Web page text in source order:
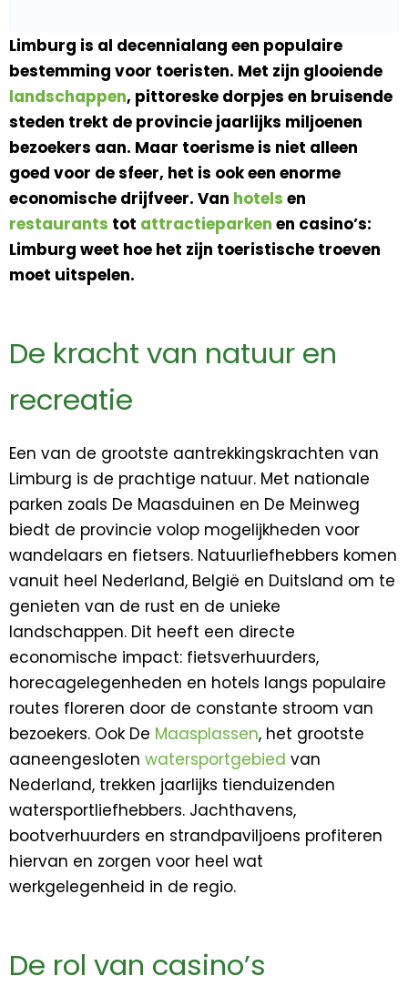
Limburg is al decennialang een populaire
bestemming voor toeristen. Met zijn glooiende
landschappen, pittoreske dorpjes en bruisende
steden trekt de provincie jaarlijks miljoenen
bezoekers aan. Maar toerisme is niet alleen
goed voor de sfeer, het is ook een enorme
economische drijfveer. Van hotels en
restaurants tot attractieparken en casino’s:
Limburg weet hoe het zijn toeristische troeven
moet uitspelen.
De kracht van natuur en
recreatie
Een van de grootste aantrekkingskrachten van
Limburg is de prachtige natuur. Met nationale
parken zoals De Maasduinen en De Meinweg
biedt de provincie volop mogelijkheden voor
wandelaars en fietsers. Natuurliefhebbers komen
vanuit heel Nederland, België en Duitsland om te
genieten van de rust en de unieke
landschappen. Dit heeft een directe
economische impact: fietsverhuurders,
horecagelegenheden en hotels langs populaire
routes floreren door de constante stroom van
bezoekers. Ook De Maasplassen, het grootste
aaneengesloten watersportgebied van
Nederland, trekken jaarlijks tienduizenden
watersportliefhebbers. Jachthavens,
bootverhuurders en strandpaviljoens profiteren
hiervan en zorgen voor heel wat
werkgelegenheid in de regio.
De rol van casino’s